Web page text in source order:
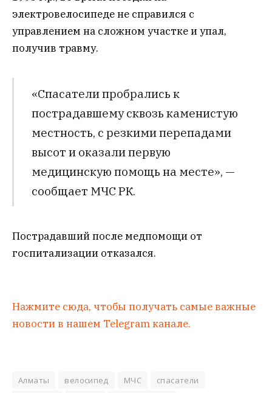
электровелосипеде не справился с
управлением на сложном участке и упал,
получив травму.
«Спасатели пробрались к
пострадавшему сквозь каменистую
местность, с резкими перепадами
высот и оказали первую
медицинскую помощь на месте», —
сообщает МЧС РК.
Пострадавший после медпомощи от
госпитализации отказался.
Нажмите сюда, чтобы получать самые важные
новости в нашем Telegram канале.
Алматы велосипед МЧС
спасатели